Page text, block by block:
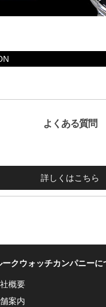
よくある質問
詳しくはこちら
ークウォッチカンパニーに
概要
案内